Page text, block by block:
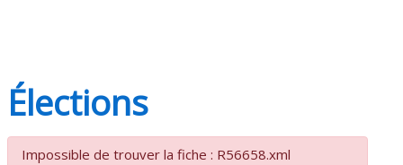
Élections
Impossible de trouver la fiche : R56658.xml